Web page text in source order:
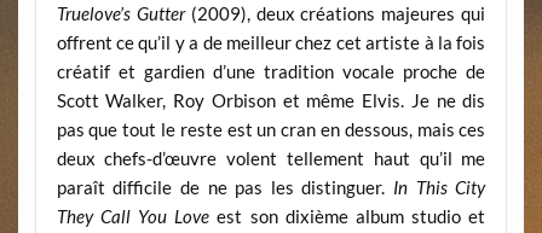
Truelove’s Gutter(2009), deux créations majeures qui
offrent ce qu’il y a de meilleur chez cet artiste à la fois
créatif et gardien d’une tradition vocale proche de
Scott Walker, Roy Orbison et même Elvis. Je ne dis
pas que tout le reste est un cran en dessous, mais ces
deux chefs-d’œuvre volent tellement haut qu’il me
paraît difficile de ne pas les distinguer. In This City
They Call You Love est son dixième album studio et